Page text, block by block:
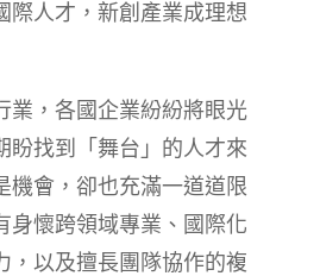
際人才，新創產業成理想
業，各國企業紛紛將眼光
盼找到「舞台」的人才來
機會，卻也充滿一道道限
身懷跨領域專業、國際化
，以及擅長團隊協作的複